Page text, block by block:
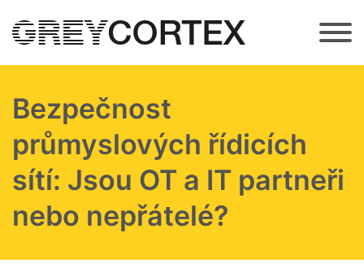
Bezpečnost
průmyslových řídicích
sítí: Jsou OT a IT partneři
nebo nepřátelé?